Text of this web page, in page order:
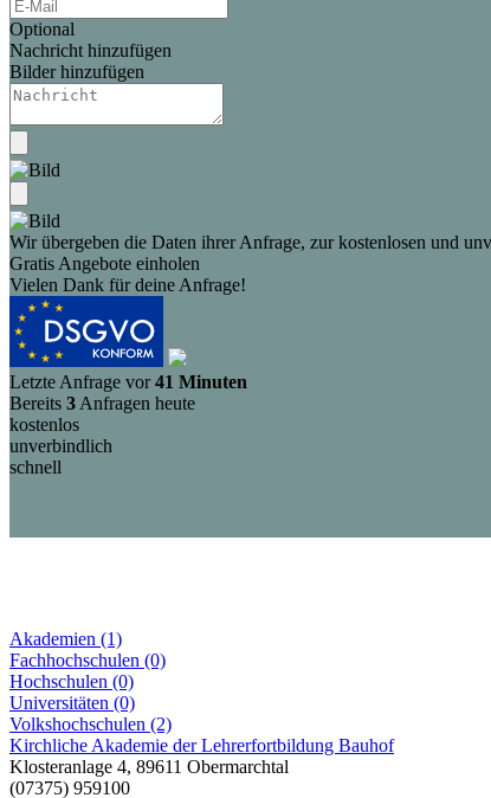
Optional
Nachricht hinzufügen
Bilder hinzufügen
Wir übergeben die Daten ihrer Anfrage, zur kostenlosen und
Gratis Angebote einholen
Vielen Dank für deine Anfrage!
Letzte Anfrage vor41 Minuten
Bereits 3 Anfragen heute
kostenlos
unverbindlich
schnell
Akademien (1)
Fachhochschulen (0)
Hochschulen (0)
Universitäten (0)
Volkshochschulen (2)
Kirchliche Akademie der Lehrerfortbildung Bauhof
Klosteranlage 4, 89611 Obermarchtal
(07375) 959100